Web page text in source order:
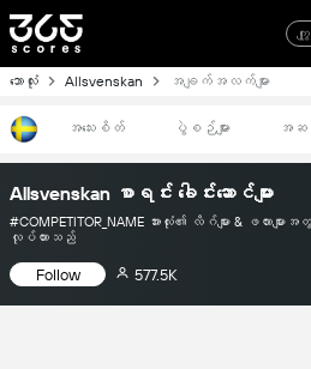
က
ဘောလုံး Allsvenskan အချက်အလက်များ
အသေးစိတ် ပွဲစဉ်များ အ
Allsvenskan စာရင်း ခေါင်းဆောင်များ
#COMPETITOR_NAME အားလုံး၏ လိဂ်များ & ဖလား
လုပ်ထားသည်
Follow 577.5K